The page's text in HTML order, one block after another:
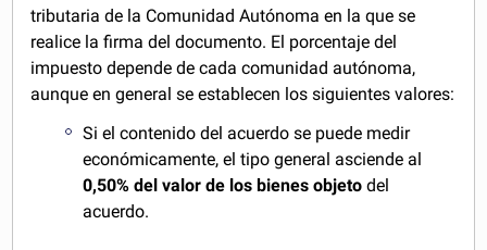
tributaria de la Comunidad Autónoma en la que se
realice la firma del documento. El porcentaje del
impuesto depende de cada comunidad autónoma,
aunque en general se establecen los siguientes valores:
Si el contenido del acuerdo se puede medir
económicamente, el tipo general asciende al
0,50% del valor de los bienes objeto del
acuerdo.